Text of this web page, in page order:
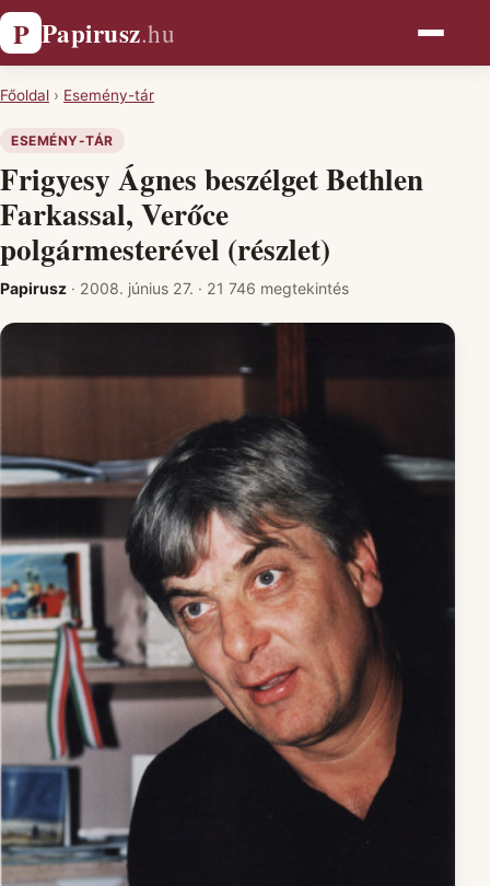
P Papirusz.hu
Főoldal › Esemény-tár
ESEMÉNY-TÁR
Frigyesy Ágnes beszélget Bethlen
Farkassal, Verőce
polgármesterével (részlet)
Papirusz · 2008. június 27. · 21 746 megtekintés